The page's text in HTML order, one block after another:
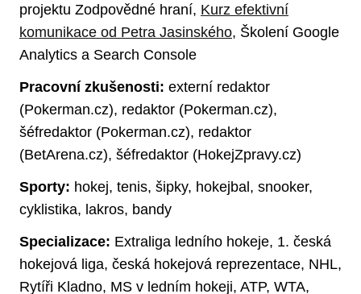
projektu Zodpovědné hraní, Kurz efektivní
komunikace od Petra Jasinského, Školení Google
Analytics a Search Console
Pracovní zkušenosti: externí redaktor
(Pokerman.cz), redaktor (Pokerman.cz),
šéfredaktor (Pokerman.cz), redaktor
(BetArena.cz), šéfredaktor (HokejZpravy.cz)
Sporty: hokej, tenis, šipky, hokejbal, snooker,
cyklistika, lakros, bandy
Specializace: Extraliga ledního hokeje, 1. česká
hokejová liga, česká hokejová reprezentace, NHL,
Rytíři Kladno, MS v ledním hokeji, ATP, WTA,